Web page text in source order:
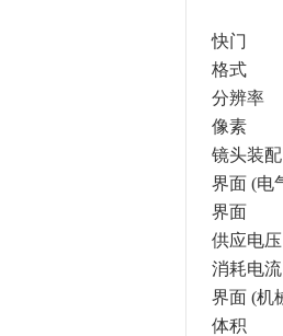
快门
格式
分辨率
像素
镜头装配
界面 (电
界面
供应电压
消耗电流
界面 (机
体积